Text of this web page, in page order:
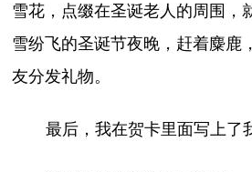
雪花，点缀在圣诞老人的周围，
雪纷飞的圣诞节夜晚，赶着麋鹿
友分发礼物。
最后，我在贺卡里面写上了